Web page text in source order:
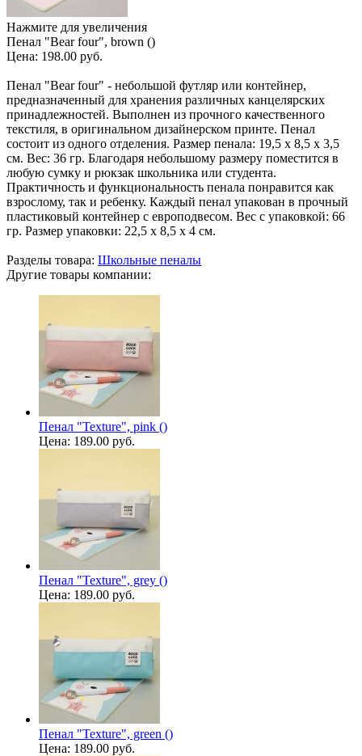
Нажмите для увеличения
Пенал "Bear four", brown ()
Цена: 198.00 руб.
Пенал "Bear four" - небольшой футляр или контейнер,
предназначенный для хранения различных канцелярских
принадлежностей. Выполнен из прочного качественного
текстиля, в оригинальном дизайнерском принте. Пенал
состоит из одного отделения. Размер пенала: 19,5 х 8,5 х 3,5
см. Вес: 36 гр. Благодаря небольшому размеру поместится в
любую сумку и рюкзак школьника или студента.
Практичность и функциональность пенала понравится как
взрослому, так и ребенку. Каждый пенал упакован в прочный
пластиковый контейнер с европодвесом. Вес с упаковкой: 66
гр. Размер упаковки: 22,5 х 8,5 х 4 см.
Разделы товара: Школьные пеналы
Другие товары компании:
Пенал "Texture", pink ()
Цена: 189.00 руб.
Пенал "Texture", grey ()
Цена: 189.00 руб.
Пенал "Texture", green ()
Цена: 189.00 руб.